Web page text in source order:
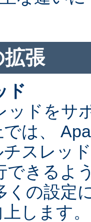
拡張
ド
ッドをサ
は、
スレッ
できるよ
くの設定
します。